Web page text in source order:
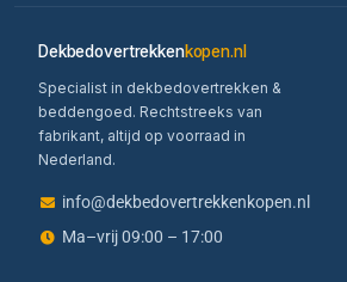
Dekbedovertrekkenkopen.nl
Specialist in dekbedovertrekken &
beddengoed. Rechtstreeks van
fabrikant, altijd op voorraad in
Nederland.
info@dekbedovertrekkenkopen.nl
Ma–vrij 09:00 – 17:00